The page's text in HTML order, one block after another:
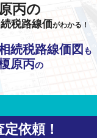
丙の
税路線価がわかる！
続税路線価図 も
原丙の
依頼！